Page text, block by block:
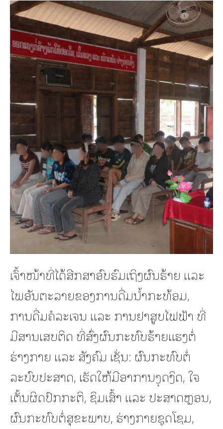
ເຈົ້າໜ້າທີ່ໄດ້ສືກສາອົບຮົມເຖິງຜົນຮ້າຍ ແລະ
ໄພອັນຕະລາຍຂອງການດື່ມນ້ຳກະທ້ອມ,
ການດື່ມຄໍລະເຈນ ແລະ ການຢາສູບໄຟຟ້າ ທີ່
ມີສານເສບຕິດ ທີ່ສົ່ງຜົນກະທົບຮ້າຍແຮງຕໍ່
ຮ່າງກາຍ ແລະ ສັງຄົມ ເຊັ່ນ: ຜົນກະທົບຕໍ່
ລະບົບປະສາດ, ເຮັດໃຫ້ມີອາການງຸດງິດ, ໃຈ
ເຕັ້ນຜິດປົກກະຕິ, ຊຶມເສົ້າ ແລະ ປະສາດຫຼອນ,
ຜົນກະທົບຕໍ່ສຸຂະພາບ, ຮ່າງກາຍຊຸດໂຊມ,